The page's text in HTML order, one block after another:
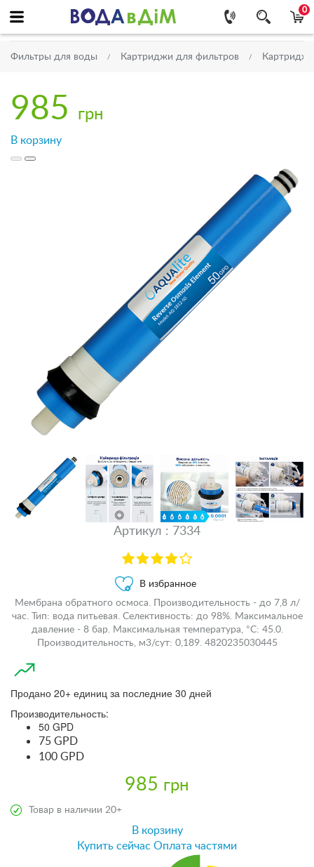
0
Фильтры для воды Картриджи для фильтров
985 грн
В корзину
Артикул : 7334
В избранное
Мембрана обратного осмоса. Производительность - до 7,8 л/
час. Тип: вода питьевая. Селективность: до 98%. Максимальное
давление - 8 бар. Максимальная температура, °C: 45.0.
Производительность, м3/сут: 0,189. 4820235030445
Продано 20+ единиц за последние 30 дней
Производительность:
50 GPD
75 GPD
100 GPD
985 грн
Товар в наличии 20+
В корзину
Купить сейчас Оплата частями